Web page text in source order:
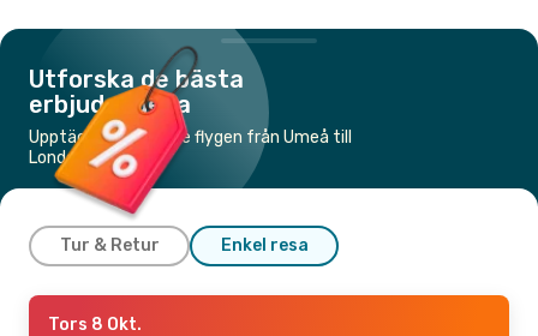
Utforska de bästa
erbjudandena
Upptäck de billigaste flygen från Umeå till
London
Tur & Retur Enkel resa
Mån 7 Sep.- Mån 14 Sep.
Tors 8 Okt.